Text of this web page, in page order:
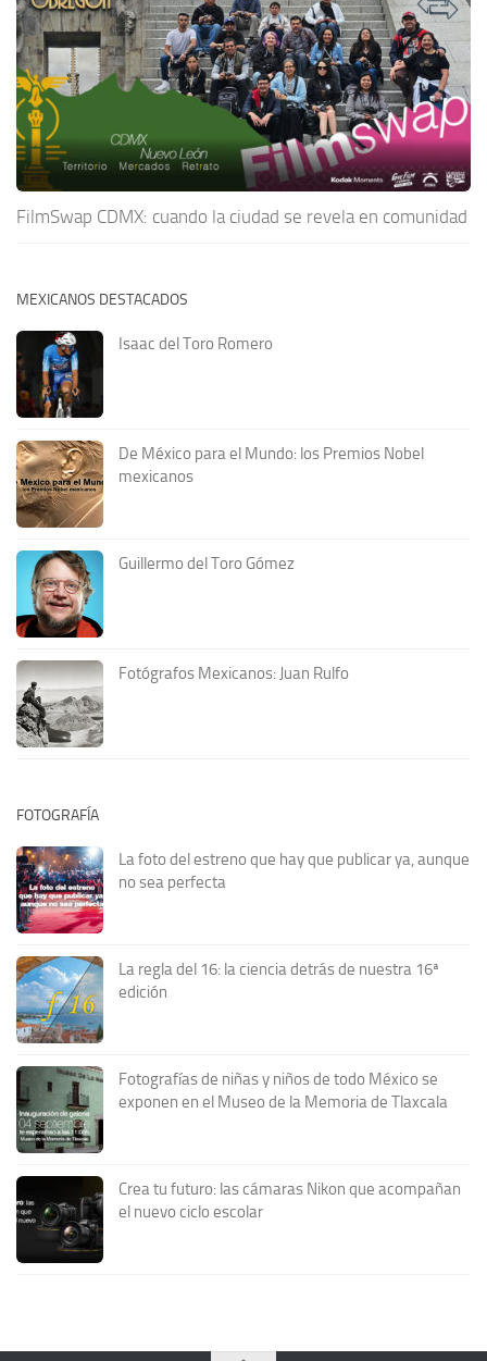
FilmSwap CDMX: cuando la ciudad se revela en comunidad
MEXICANOS DESTACADOS
Isaac del Toro Romero
De México para el Mundo: los Premios Nobel
mexicanos
Guillermo del Toro Gómez
Fotógrafos Mexicanos: Juan Rulfo
FOTOGRAFÍA
La foto del estreno que hay que publicar ya, aunque
no sea perfecta
La regla del 16: la ciencia detrás de nuestra 16ª
edición
Fotografías de niñas y niños de todo México se
exponen en el Museo de la Memoria de Tlaxcala
Crea tu futuro: las cámaras Nikon que acompañan
el nuevo ciclo escolar